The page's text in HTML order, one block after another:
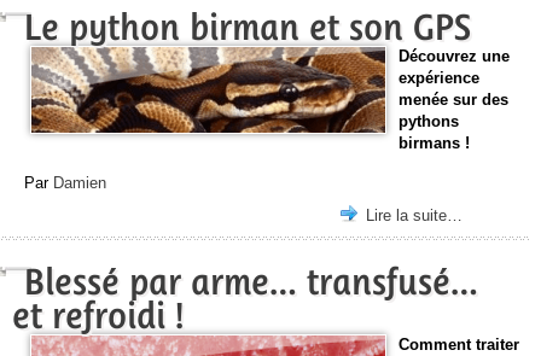
Le python birman et son GPS
Découvrez une
expérience
menée sur des
pythons
birmans !
Par Damien
Lire la suite…
Blessé par arme… transfusé…
et refroidi !
Comment traiter